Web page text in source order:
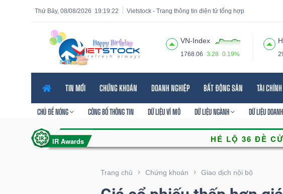
19:19:23
Thứ Bảy, 08/08/2026 Vietstock - Trang thông tin điện tử tổng hợp
VN-Index
1768.06 3.28 0.19%
TIN MỚI CHỨNG KHOÁN DOANH NGHIỆP BẤT ĐỘNG SẢN TÀI CHÍNH
CHỦ ĐỀ NÓNG CÔNG BỐ THÔNG TIN DỮ LIỆU VĨ MÔ DỮ LIỆU NGÀNH DỮ LIỆU
Trang chủ Chứng khoán Giao dịch nội bộ
Tính năng
năng
VIETSTOCK